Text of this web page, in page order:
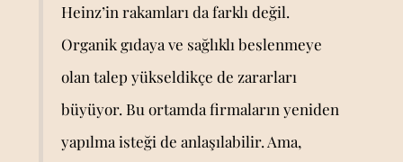
Heinz’in rakamları da farklı değil.
Organik gıdaya ve sağlıklı beslenmeye
olan talep yükseldikçe de zararları
büyüyor. Bu ortamda firmaların yeniden
yapılma isteği de anlaşılabilir. Ama,